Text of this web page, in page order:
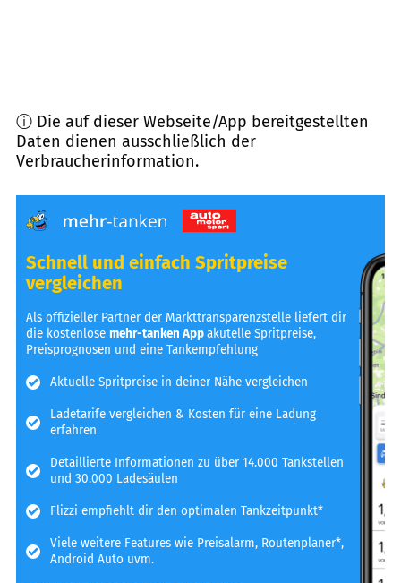
ⓘ Die auf dieser Webseite/App bereitgestellten
Daten dienen ausschließlich der
Verbraucherinformation.
Schnell und einfach Spritpreise
vergleichen
Als offizieller Partner der Markttransparenzstelle liefert dir
die kostenlosemehr-tanken Appakutelle Spritpreise,
Preisprognosen und eine Tankempfehlung
Aktuelle Spritpreise in deiner Nähe vergleichen
Ladetarife vergleichen & Kosten für eine Ladung
erfahren
Detaillierte Informationen zu über 14.000 Tankstellen
und 30.000 Ladesäulen
Flizzi empfiehlt dir den optimalen Tankzeitpunkt*
Viele weitere Features wie Preisalarm, Routenplaner*,
Android Auto uvm.